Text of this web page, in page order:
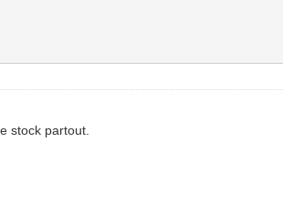
stock partout.